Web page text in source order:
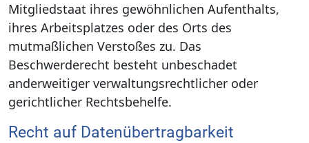
Mitgliedstaat ihres gewöhnlichen Aufenthalts,
ihres Arbeitsplatzes oder des Orts des
mutmaßlichen Verstoßes zu. Das
Beschwerderecht besteht unbeschadet
anderweitiger verwaltungsrechtlicher oder
gerichtlicher Rechtsbehelfe.
Recht auf Daten­übertrag­barkeit